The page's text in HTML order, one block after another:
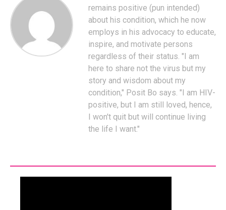
remains positive (pun intended)
about his condition, which he now
employs in his advocacy to educate,
inspire, and motivate persons
regardless of their status. "I am
here to share not the virus but my
story and wisdom about my
condition," Posit Bo says. "I am HIV-
positive, but I am still loved, hence,
I won't quit but will continue living
the life I want."